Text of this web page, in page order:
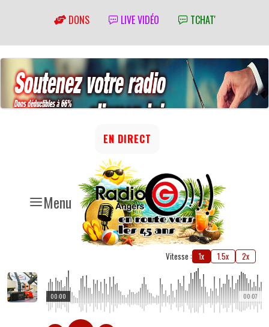
DONS LIVE VIDÉO TCHAT'
Menu
EN DIRECT
Vitesse : 1x 1.5x 2x
00:07
00:00